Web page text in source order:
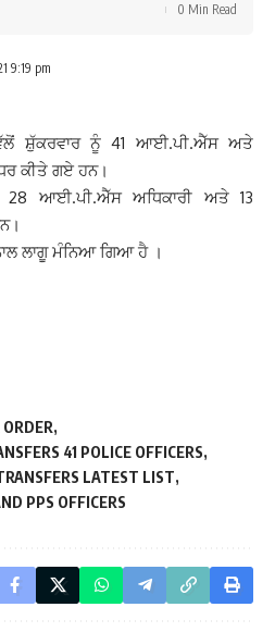
9:19 pm
0 Min Read
ਸ਼ੁੱਕਰਵਾਰ ਨੂੰ 41 ਆਈ.ਪੀ.ਐੱਸ ਅਤੇ
ਕੀਤੇ ਗਏ ਹਨ।
28 ਆਈ.ਪੀ.ਐੱਸ ਅਧਿਕਾਰੀ ਅਤੇ 13
ਲਾਗੂ ਮੰਨਿਆ ਗਿਆ ਹੈ ।
41 POLICE OFFICERS
LATEST LIST
PPS OFFICERS